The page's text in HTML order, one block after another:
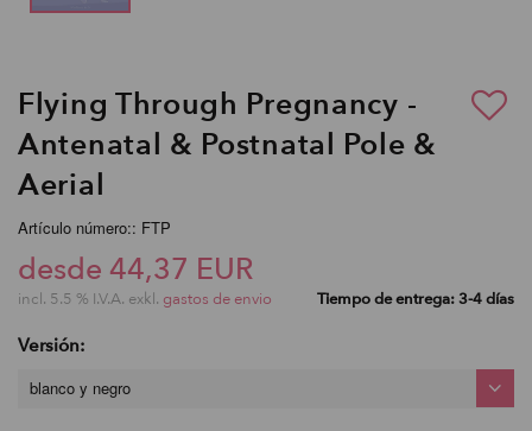
Flying Through Pregnancy -
Antenatal & Postnatal Pole &
Aerial
Artículo número:: FTP
desde 44,37 EUR
incl. 5.5 % I.V.A. exkl. gastos de envio Tiempo de entrega: 3-4 días
Versión:
blanco y negro